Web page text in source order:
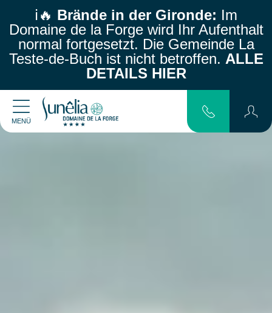
ℹ️🔥 Brände in der Gironde: Im
Domaine de la Forge wird Ihr Aufenthalt
normal fortgesetzt. Die Gemeinde La
Teste-de-Buch ist nicht betroffen. ALLE
DETAILS HIER
MENÜ